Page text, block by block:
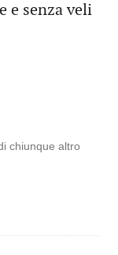
e senza veli
chiunque altro